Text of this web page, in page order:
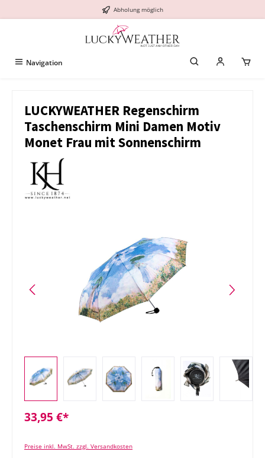
Abholung möglich
Navigation
LUCKYWEATHER Regenschirm
Taschenschirm Mini Damen Motiv
Monet Frau mit Sonnenschirm
33,95 €*
Preise inkl. MwSt. zzgl. Versandkosten